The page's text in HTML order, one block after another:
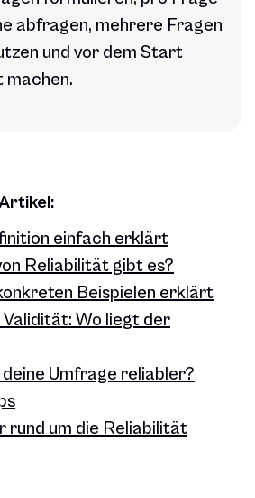
abfragen, mehrere Fragen
und vor dem Start
machen.
einfach erklärt
Reliabilität gibt es?
Beispielen erklärt
Wo liegt der
Umfrage reliabler?
rund um die Reliabilität